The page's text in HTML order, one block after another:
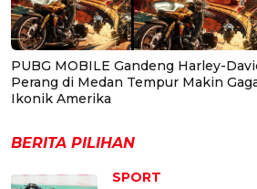
PUBG MOBILE Gandeng Harley-
Perang di Medan Tempur Makin
Ikonik Amerika
BERITA PILIHAN
SPORT